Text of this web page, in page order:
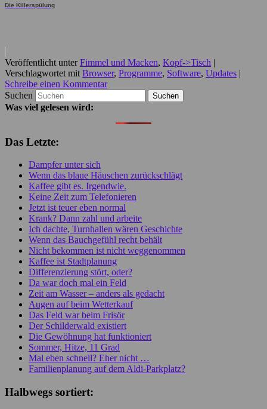
Die Killerspülung
Veröffentlicht unter Fimmel und Macken, Kopf->Tisch |
Verschlagwortet mit Browser, Programme, Software, Updates |
Schreibe einen Kommentar
Suchen
Was viel gelesen wird:
Das Letzte:
Dampfer unter sich
Wenn das blaue Häuschen zurückschlägt
Kaffee gibt es. Irgendwie.
Keine Zeit zum Telefonieren
Jetzt ist teuer eben normal
Krank? Dann zahl und arbeite
Ich dachte, Turnhallen wären Geschichte
Wenn das Bauchgefühl recht behält
Nicht bekommen ist nicht weggenommen
Kaffee ist Stadtplanung
Differenzierung stört, oder?
Da war doch mal ein Feld
Zeit am Wasser – anders als gedacht
Augen auf beim Wetterkauf
Das Feld war beim Frisör
Der Schilderwald existiert
Die Gewöhnung hat funktioniert
Sommer, Hitze, 11 Grad
Mal eben schnell? Eher nicht …
Familienplanung auf dem Aldi-Parkplatz?
Halbwegs sortiert: